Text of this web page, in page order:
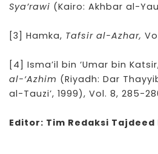
Sya’rawi (Kairo: Akhbar al-
[3] Hamka, Tafsir al-Azhar,
[4] Isma’il bin ‘Umar bin
al-‘Azhim (Riyadh: Dar
al-Tauzi’, 1999), Vol. 8, 285-
Editor: Tim Redaksi Tajdeed